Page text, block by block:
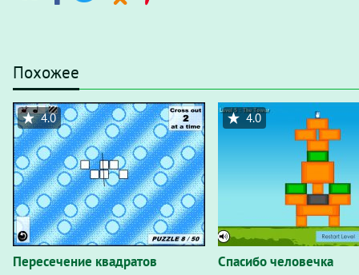
Похожее
Пересечение квадратов
4.0
Спасибо человечка
4.0